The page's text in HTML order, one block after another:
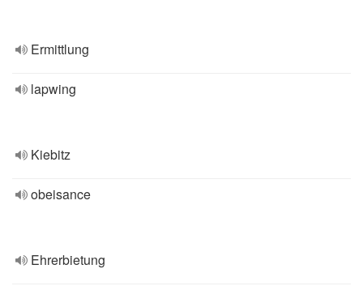
Ermittlung
lapwing
Kiebitz
obeisance
Ehrerbietung